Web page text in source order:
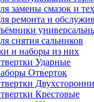
замены смазок и
ремонта и
снятия сальников
и наборы из них
Ударные
Отверток
Крестовые